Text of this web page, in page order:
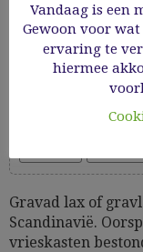
Gravad lax
komkommer
Cooking Time: 25' (+
Gravad lax of
Scandinavië.
vrieskasten
Vandaag is een
Gewoon voor
ervaring te
hiermee